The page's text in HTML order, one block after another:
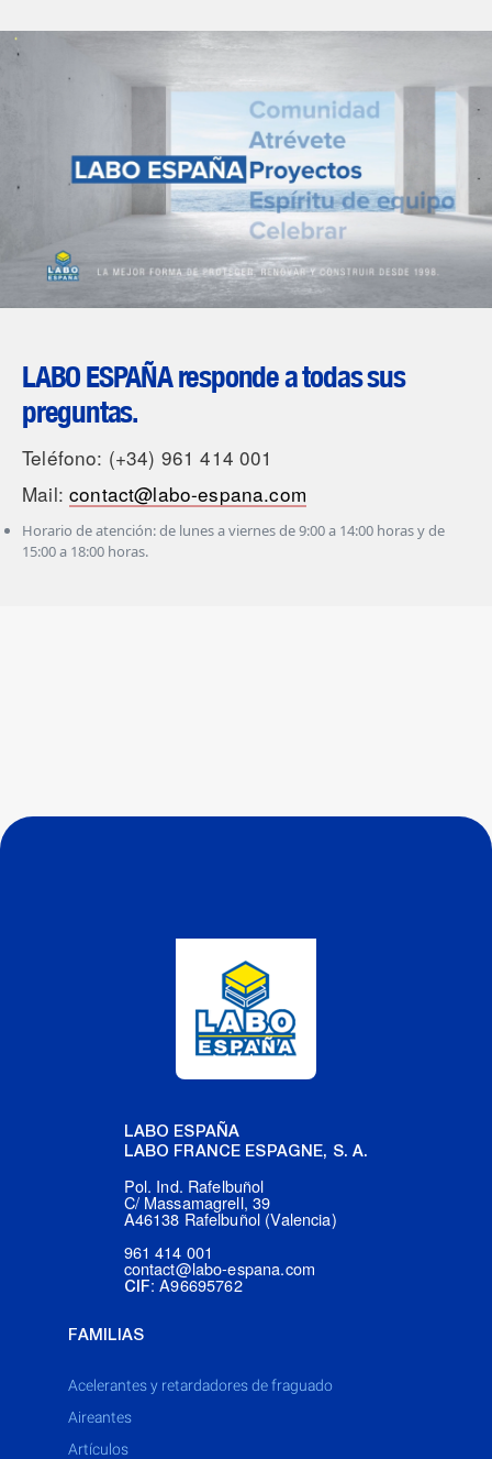
LABO ESPAÑA responde a todas sus
preguntas.
Teléfono: (+34) 961 414 001
Mail:contact@labo-espana.com
Horario de atención: de lunes a viernes de 9:00 a 14:00 horas y de
15:00 a 18:00 horas.
LABO ESPAÑA
LABO FRANCE ESPAGNE, S. A.
Pol. Ind. Rafelbuñol
C/ Massamagrell, 39
A46138 Rafelbuñol (Valencia)
961 414 001
contact@labo-espana.com
CIF: A96695762
FAMILIAS
acelerantes y retardadores de fraguado
aireantes
artículos